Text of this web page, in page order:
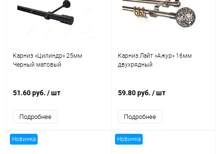
Карниз «Цилиндр» 25мм
Черный матовый
51.60 руб. / шт
Подробнее
Карниз Лайт «Ажур» 16мм
двухрядный
59.80 руб. / шт
Подробнее
Новинка Новинка